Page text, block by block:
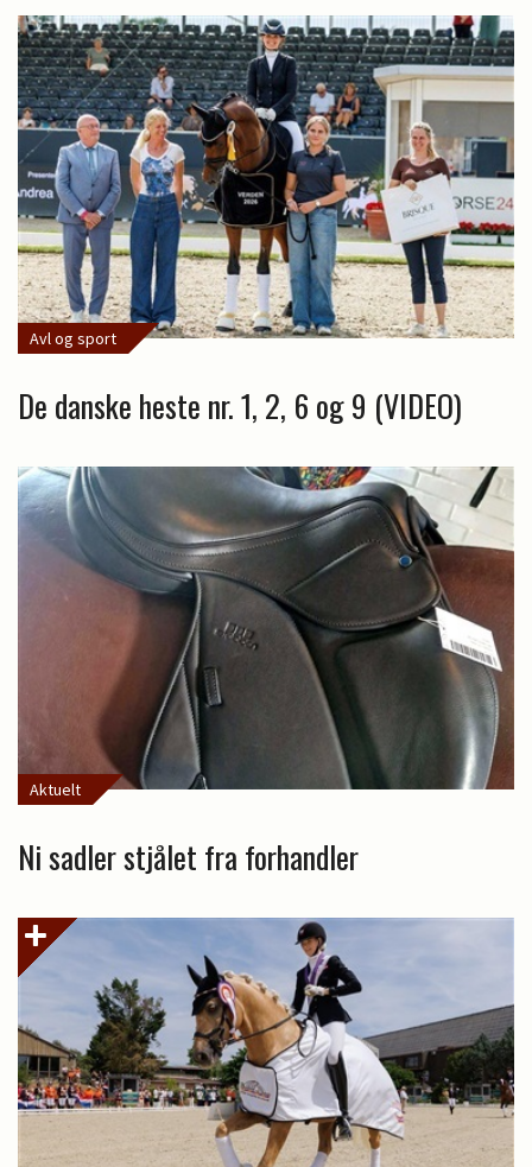
Avl og sport
De danske heste nr. 1, 2, 6 og 9 (VIDEO)
Aktuelt
Ni sadler stjålet fra forhandler